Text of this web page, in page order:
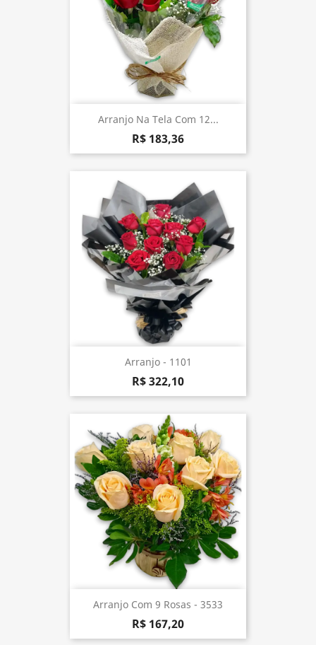
Arranjo Na Tela Com 12...
R$ 183,36
Arranjo - 1101
R$ 322,10
Arranjo Com 9 Rosas - 3533
R$ 167,20